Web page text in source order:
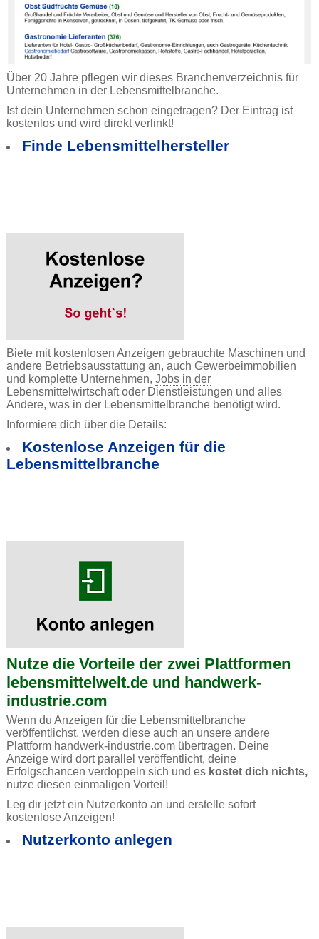
Über 20 Jahre pflegen wir dieses Branchenverzeichnis für
Unternehmen in der Lebensmittelbranche.
Ist dein Unternehmen schon eingetragen? Der Eintrag ist
kostenlos und wird direkt verlinkt!
Finde Lebensmittelhersteller
Biete mit kostenlosen Anzeigen gebrauchte Maschinen und
andere Betriebsausstattung an, auch Gewerbeimmobilien
und komplette Unternehmen, Jobs in der
Lebensmittelwirtschaftoder Dienstleistungen und alles
Andere, was in der Lebensmittelbranche benötigt wird.
Informiere dich über die Details:
Kostenlose Anzeigen für die
Lebensmittelbranche
Nutze die Vorteile der zwei Plattformen
lebensmittelwelt.de und handwerk-
industrie.com
Wenn du Anzeigen für die Lebensmittelbranche
veröffentlichst, werden diese auch an unsere andere
Plattform handwerk-industrie.com übertragen. Deine
Anzeige wird dort parallel veröffentlicht, deine
Erfolgschancen verdoppeln sich und es kostet dich nichts,
nutze diesen einmaligen Vorteil!
Leg dir jetzt ein Nutzerkonto an und erstelle sofort
kostenlose Anzeigen!
Nutzerkonto anlegen